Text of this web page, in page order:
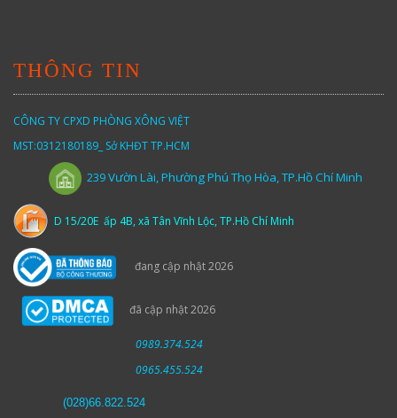
THÔNG TIN
CÔNG TY CPXD PHÒNG XÔNG VIỆT
MST:0312180189_ Sở KHĐT TP.HCM
239Vườn Lài,Phường Phú Thọ Hòa, TP.Hồ Chí Minh
D 15/20E ấp 4B, xã Tân Vĩnh Lộc, TP.Hồ Chí Minh
đang cập nhật 2026
đã cập nhật 2026
0989.374.524
0965.455.524
(028)66.822.524